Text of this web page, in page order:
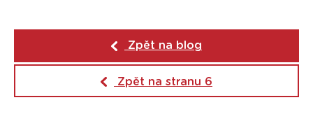
Zpět na blog
Zpět na stranu 6